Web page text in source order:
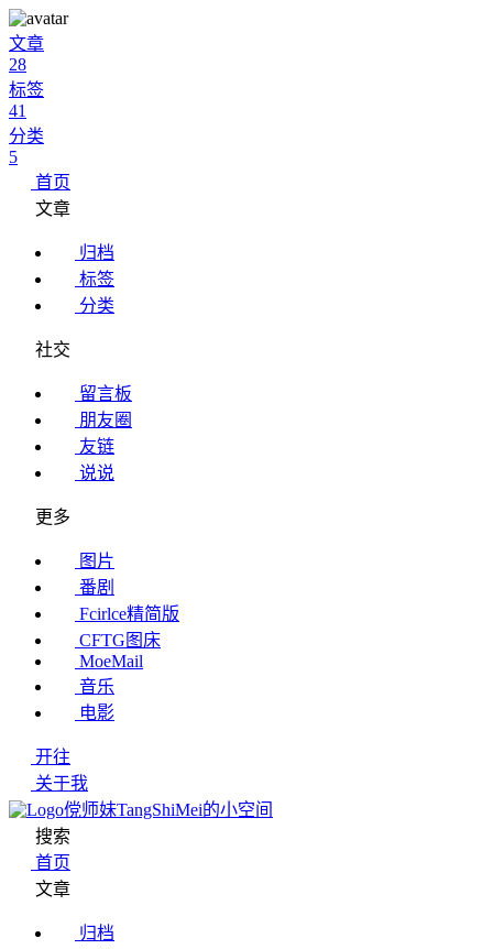
文章
28
标签
41
分类
5
首页
文章
归档
标签
分类
社交
留言板
朋友圈
友链
说说
更多
图片
番剧
Fcirlce精简版
CFTG图床
MoeMail
音乐
电影
开往
关于我
傥师妹TangShiMei的小空间
搜索
首页
文章
归档